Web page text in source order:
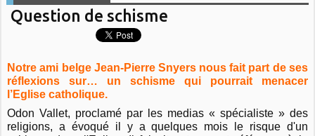
Question de schisme
Notre ami belge Jean-Pierre Snyers nous fait part de ses
réflexions sur… un schisme qui pourrait menacer
l’Eglise catholique.
Odon Vallet, proclamé par les medias « spécialiste » des
religions, a évoqué il y a quelques mois le risque d'un